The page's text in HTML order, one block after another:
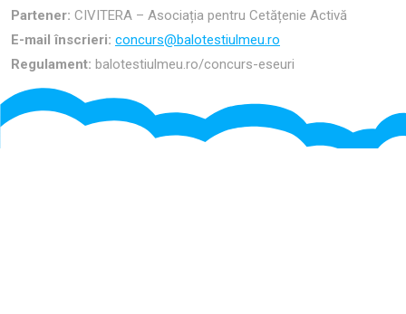
Partener: CIVITERA – Asociația pentru Cetățenie Activă
E-mail înscrieri: concurs@balotestiulmeu.ro
Regulament: balotestiulmeu.ro/concurs-eseuri